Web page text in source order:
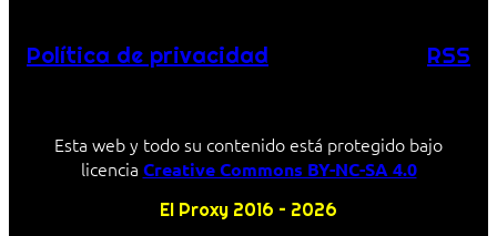
Política de privacidad RSS
Esta web y todo su contenido está protegido bajo
licencia Creative Commons BY-NC-SA 4.0
El Proxy 2016 – 2026